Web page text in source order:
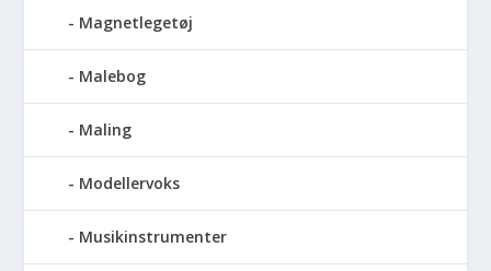
Magnetlegetøj
Malebog
Maling
Modellervoks
Musikinstrumenter